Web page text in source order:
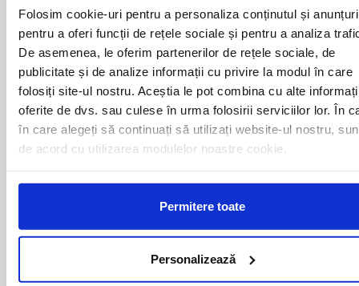
Folosim cookie-uri pentru a personaliza conținutul și
pentru a oferi funcții de rețele sociale și pentru a analiza
De asemenea, le oferim partenerilor de rețele sociale, de
publicitate și de analize informații cu privire la modul în care
folosiți site-ul nostru. Aceștia le pot combina cu alte
oferite de dvs. sau culese în urma folosirii serviciilor lor. În
în care alegeți să continuați să utilizați website-ul nostru,
de acord cu utilizarea modulelor noastre cookie.
Permitere toate
Personalizează
ALEXANDRIA
BACAU
BAIA MARE
BAILE HERCULANE
BAILESTI
BALS-IS
BALS-OT
BARCA
BISTRITA
BRAILA
MOINESTI
MOTCA
NUSFALAU
OLTENITA
ONESTI
ORADEA
ORSOVA
PASCANI
PERICEI
PISCU VECHI
PITESTI
PODARI
POIANA MARE